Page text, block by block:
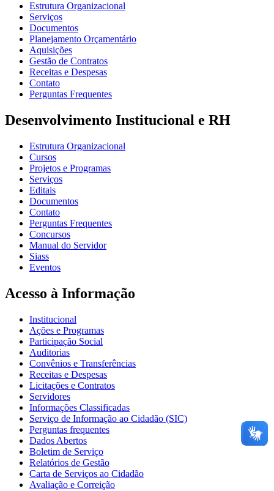
Estrutura Organizacional
Serviços
Documentos
Planejamento Orçamentário
Aquisições
Gestão de Contratos
Receitas e Despesas
Contato
Perguntas Frequentes
Desenvolvimento Institucional e RH
Estrutura Organizacional
Cursos
Projetos e Programas
Serviços
Editais
Documentos
Contato
Perguntas Frequentes
Concursos
Manual do Servidor
Siass
Eventos
Acesso à Informação
Institucional
Ações e Programas
Participação Social
Auditorias
Convênios e Transferências
Receitas e Despesas
Licitações e Contratos
Servidores
Informações Classificadas
Serviço de Informação ao Cidadão (SIC)
Perguntas frequentes
Dados Abertos
Boletim de Serviço
Relatórios de Gestão
Carta de Serviços ao Cidadão
Avaliação e Correição